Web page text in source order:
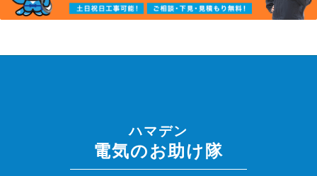
ハマデン
電気のお助け隊